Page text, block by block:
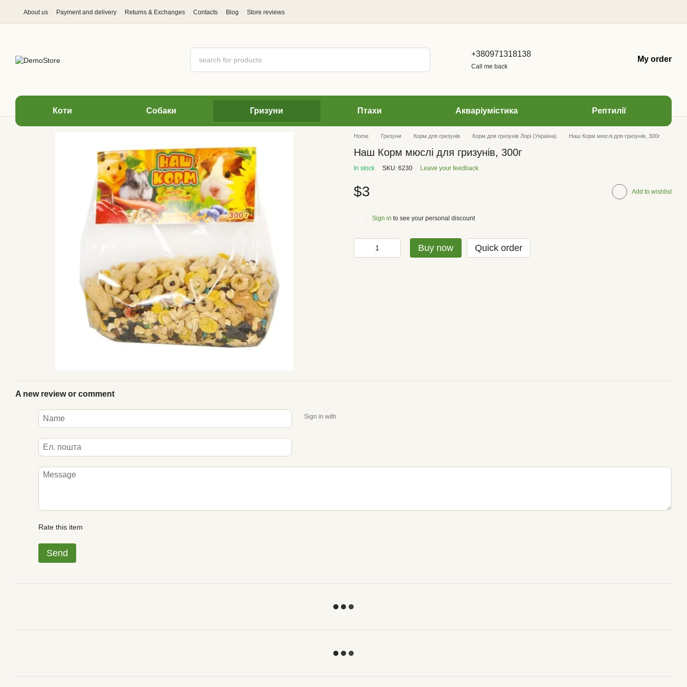
About us Payment and delivery Returns & Exchanges Contacts Blog Store reviews
+380971318138
Call me back
My order
Коти Cобаки Гризуни Птахи Акваріумістика Рептилії
Home Гризуни Корм для гризунів Корм для гризунів Лорі (Україна) Наш Корм ​​мюслі для гризунів, 300г
Наш Корм ​​мюслі для гризунів, 300г
In stock SKU: 6230 Leave your feedback
$3 Add to wishlist
Sign in to see your personal discount
Buy now Quick order
A new review or comment
Sign in with
Rate this item
Send